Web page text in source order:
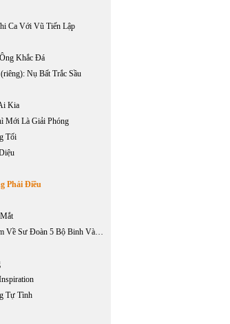
Ca Với Vũ Tiến Lập
Khắc Đá
Nụ Bất Trắc Sầu
Kia
Mới Là Giải Phóng
Tối
Phải Điều
Vài Kỷ Niệm Về Sư Đoàn 5 Bộ Binh Và Tướng Lê Nguyên Vỹ.
Tự Tình